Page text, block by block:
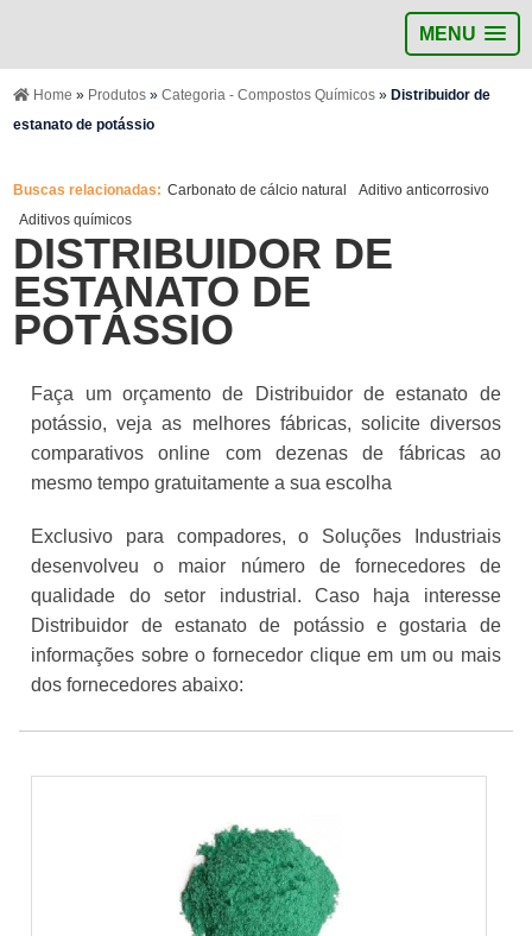
MENU
Home » Produtos» Categoria - Compostos Químicos» Distribuidor de
estanato de potássio
Buscas relacionadas: Carbonato de cálcio natural
Aditivo anticorrosivo
Aditivos químicos
DISTRIBUIDOR DE
ESTANATO DE
POTÁSSIO
Faça um orçamento de Distribuidor de estanato de
potássio, veja as melhores fábricas, solicite diversos
comparativos online com dezenas de fábricas ao
mesmo tempo gratuitamente a sua escolha
Exclusivo para compadores, o Soluções Industriais
desenvolveu o maior número de fornecedores de
qualidade do setor industrial. Caso haja interesse
Distribuidor de estanato de potássio e gostaria de
informações sobre o fornecedor clique em um ou mais
dos fornecedores abaixo: